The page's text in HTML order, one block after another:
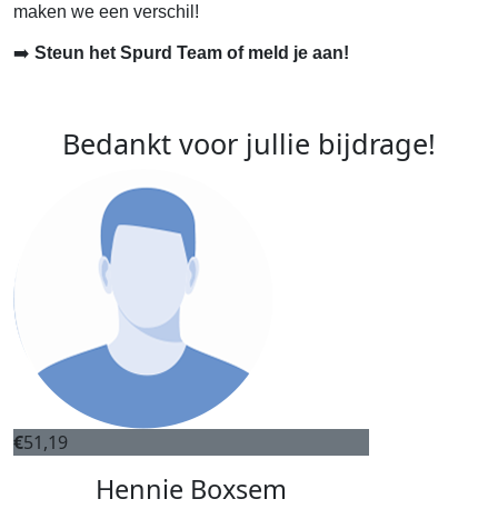
maken we een verschil!
➡️ Steun het Spurd Team of meld je aan!
Bedankt voor jullie bijdrage!
€51,19
Hennie Boxsem